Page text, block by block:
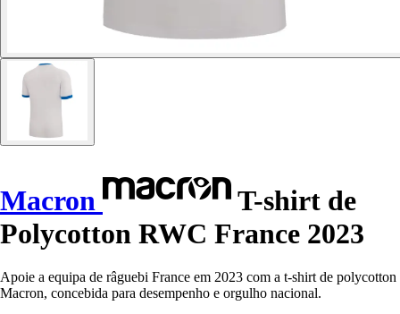
Macron
T-shirt de
Polycotton RWC France 2023
Apoie a equipa de râguebi France em 2023 com a t-shirt de polycotton
Macron, concebida para desempenho e orgulho nacional.